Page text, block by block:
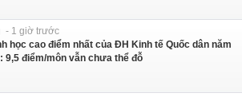
- 1 giờ trước
học cao điểm nhất của ĐH Kinh tế Quốc dân năm
9,5 điểm/môn vẫn chưa thể đỗ